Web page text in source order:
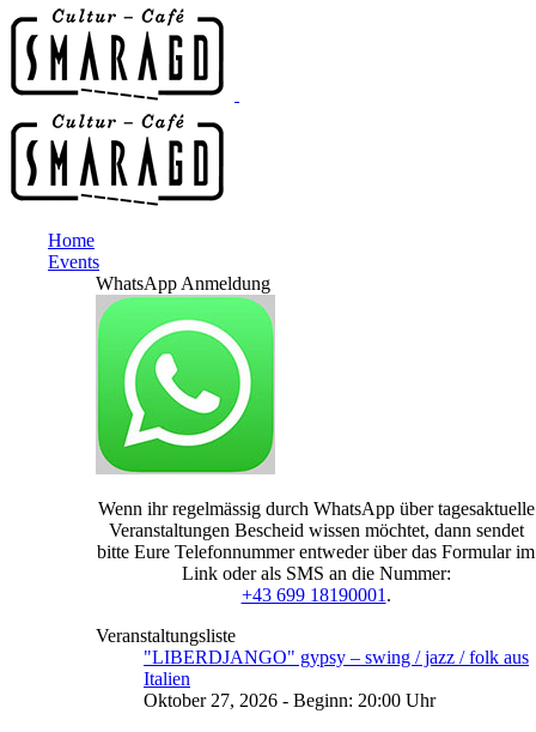
Home
Events
WhatsApp Anmeldung
Wenn ihr regelmässig durch WhatsApp über tagesaktuelle
Veranstaltungen Bescheid wissen möchtet, dann sendet
bitte Eure Telefonnummer entweder über das Formular im
Link oder als SMS an die Nummer:
+43 699 18190001 .
Veranstaltungsliste
"LIBERDJANGO" gypsy – swing / jazz / folk aus
Italien
Oktober 27, 2026 - Beginn: 20:00 Uhr